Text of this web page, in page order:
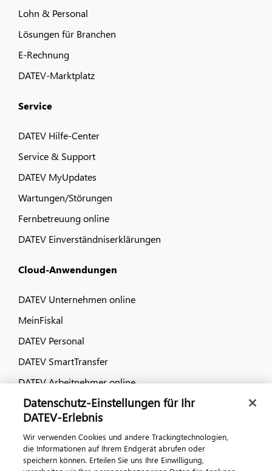
Lohn & Personal
Lösungen für Branchen
E-Rechnung
DATEV-Marktplatz
Service
DATEV Hilfe-Center
Service & Support
DATEV MyUpdates
Wartungen/Störungen
Fernbetreuung online
DATEV Einverständniserklärungen
Cloud-Anwendungen
DATEV Unternehmen online
MeinFiskal
DATEV Personal
DATEV SmartTransfer
DATEV Arbeitnehmer online
Dialog & Medien
Veranstaltungen
DATEV magazin
Datenschutz-Einstellungen für Ihr
DATEV-Erlebnis
Wir verwenden Cookies und andere Trackingtechnologien,
die Informationen auf Ihrem Endgerät abrufen oder
speichern können. Erteilen Sie uns Ihre Einwilligung,